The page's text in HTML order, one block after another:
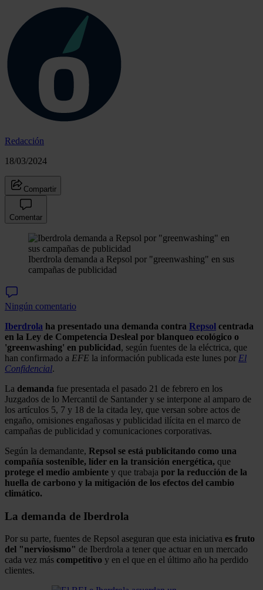
Redacción
18/03/2024
Compartir
Comentar
Iberdrola demanda a Repsol por "greenwashing" en sus
campañas de publicidad
Ningún comentario
Iberdrola ha presentado una demanda contra Repsol centrada
en la Ley de Competencia Desleal por blanqueo ecológico o
'greenwashing' en publicidad, según fuentes de la eléctrica, que
han confirmado a EFE la información publicada este lunes por El
Confidencial.
La demanda fue presentada el pasado 21 de febrero en los
Juzgados de lo Mercantil de Santander y se interpone al amparo de
los artículos 5, 7 y 18 de la citada ley, que versan sobre actos de
engaño, omisiones engañosas y publicidad ilícita en el marco de
campañas de publicidad y comunicaciones corporativas.
Según la demandante, Repsol se está publicitando como una
compañía sostenible, líder en la transición energética, que
protege el medio ambiente y que trabaja por la reducción de la
huella de carbono y la mitigación de los efectos del cambio
climático.
La demanda de Iberdrola
Por su parte, fuentes de Repsol aseguran que esta iniciativa es fruto
del "nerviosismo" de Iberdrola a tener que actuar en un mercado
cada vez más competitivo y en el que en el último año ha perdido
clientes.